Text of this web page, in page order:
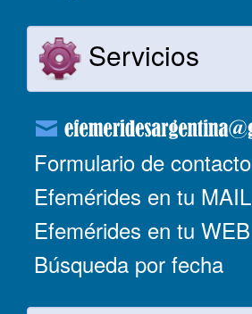
Servicios
Formulario de contacto
Efemérides en tu MAIL
Efemérides en tu WEB
Búsqueda por fecha